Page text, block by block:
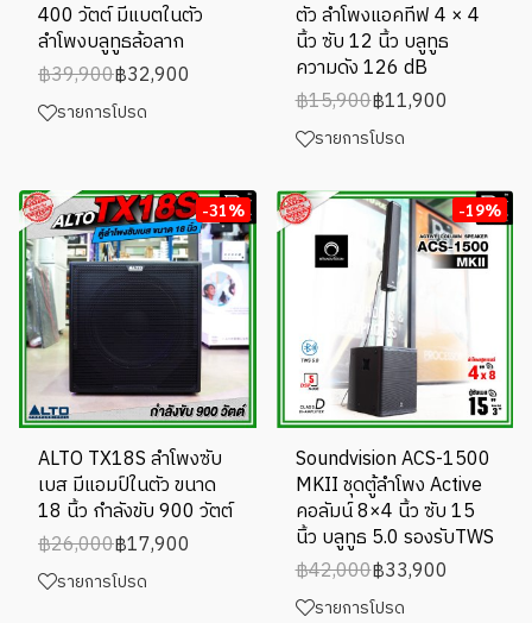
400 วัตต์ มีแบตในตัว
ลำโพงบลูทูธล้อลาก
฿39,900฿32,900
รายการโปรด
ตัว ลำโพงแอคทีฟ 4 × 4
นิ้ว ซับ 12 นิ้ว บลูทูธ
ความดัง 126 dB
฿15,900฿11,900
รายการโปรด
-31%
ALTO TX18S ลำโพงซับ
เบส มีแอมป์ในตัว ขนาด
18 นิ้ว กำลังขับ 900 วัตต์
฿26,000฿17,900
รายการโปรด
-19%
Soundvision ACS-1500
MKII ชุดตู้ลำโพง Active
คอลัมน์ 8×4 นิ้ว ซับ 15
นิ้ว บลูทูธ 5.0 รองรับTWS
฿42,000฿33,900
รายการโปรด